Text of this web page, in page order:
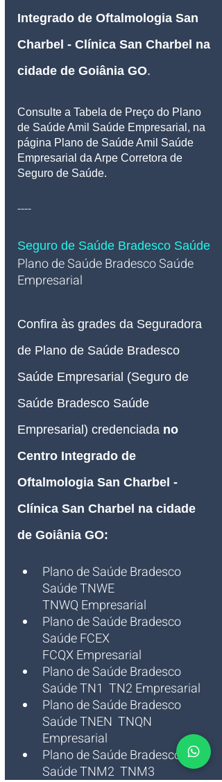
Integrado de Oftalmologia San
Charbel - Clínica San Charbel na
cidade de Goiânia GO.
Consulte a Tabela de Preço do Plano
de Saúde Amil Saúde Empresarial, na
página Plano de Saúde Amil Saúde
Empresarial da Arpe Corretora de
Seguro de Saúde.
----
Seguro de Saúde Bradesco Saúde
Plano de Saúde Bradesco Saúde
Empresarial
Confira às grades da Seguradora
de Plano de Saúde Bradesco
Saúde Empresarial (Seguro de
Saúde Bradesco Saúde
Empresarial) credenciada no
Centro Integrado de
Oftalmologia San Charbel -
Clínica San Charbel na cidade
de Goiânia GO:
Plano de Saúde Bradesco
Saúde TNWE
TNWQ Empresarial
Plano de Saúde Bradesco
Saúde FCEX
FCQX Empresarial
Plano de Saúde Bradesco
Saúde TN1  TN2 Empresarial
Plano de Saúde Bradesco
Saúde TNEN  TNQN
Empresarial
Plano de Saúde Bradesco
Saúde TNM2  TNM3